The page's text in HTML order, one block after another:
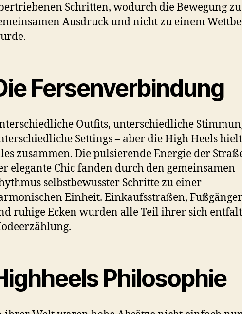
Schritten, wodurch die Bewegung
Ausdruck und nicht zu einem
Fersenverbindung
Outfits, unterschiedliche
Settings – aber die High Heels
zusammen. Die pulsierende Energie der
elegante Chic fanden durch den gemeinsamen
selbstbewusster Schritte zu einer
Einheit. Einkaufsstraßen,
ruhige Ecken wurden alle Teil ihrer sich
Philosophie